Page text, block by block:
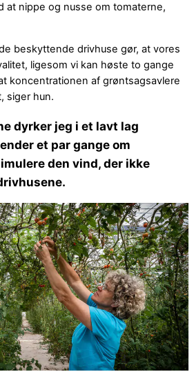
at nippe og nusse om tomaterne,
beskyttende drivhuse gør, at vores
ligesom vi kan høste to gange
koncentrationen af grøntsagsavlere
siger hun.
dyrker jeg i et lavt lag
et par gange om
den vind, der ikke